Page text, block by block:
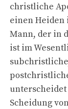
christliche
einen Heiden
Mann, der in
ist im
Scheidung